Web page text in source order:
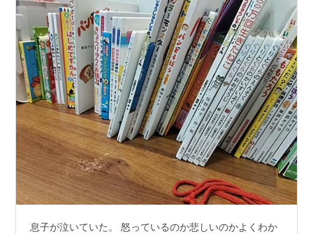
息子が泣いていた。 怒っているのか悲しいのかよくわか